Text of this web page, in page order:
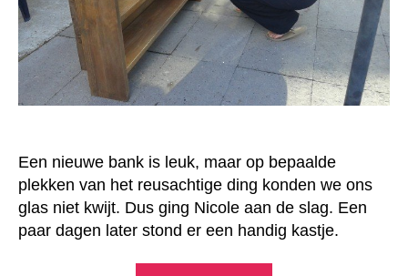
Een nieuwe bank is leuk, maar op bepaalde
plekken van het reusachtige ding konden we ons
glas niet kwijt. Dus ging Nicole aan de slag. Een
paar dagen later stond er een handig kastje.